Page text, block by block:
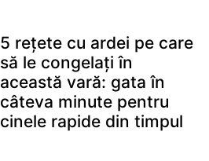
5 rețete cu ardei pe care
să le congelați în
această vară: gata în
câteva minute pentru
cinele rapide din timpul